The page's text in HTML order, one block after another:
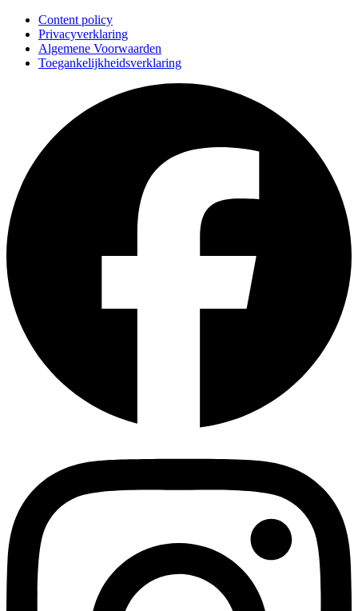
Content policy
Privacyverklaring
Algemene Voorwaarden
Toegankelijkheidsverklaring